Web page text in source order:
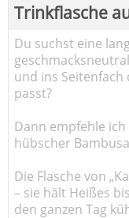
Trinkflasche
Du suchst eine
und ins Seitenfach
passt?
Dann empfehle
hübscher
Die Flasche von
– sie hält Heißes
den ganzen Tag